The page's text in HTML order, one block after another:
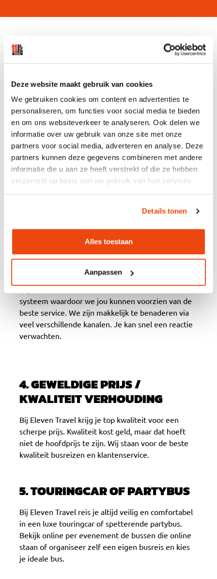
Deze website maakt gebruik van cookies
We gebruiken cookies om content en advertenties te
personaliseren, om functies voor social media te bieden
en om ons websiteverkeer te analyseren. Ook delen we
informatie over uw gebruik van onze site met onze
partners voor social media, adverteren en analyse. Deze
partners kunnen deze gegevens combineren met andere
informatie die u aan ze heeft verstrekt of die ze hebben
verzameld op basis van uw gebruik van hun services.
Details tonen
Alles toestaan
Aanpassen
DE VOORDELEN VAN EEN BUSREIS
BIJ ELEVEN TRAVEL
1. GEMAKKELIJK EN SNEL
Het is bij Eleven Travel niet vereist om eerst een
account aan te maken. Hierdoor kun je gemakkelijk
en snel een busreis boeken of organiseren.
2. PERSOONLIJK CONTACT
Wanneer je bij ons een eigen busreis organiseert
Whatsapp. We staan altijd voor jou klaar.
3. SERVICEGERICHT
Wij hebben een zeer modern klantenservice
systeem waardoor we jou kunnen voorzien van de
beste service. We zijn makkelijk te benaderen via
veel verschillende kanalen. Je kan snel een reactie
verwachten.
4. GEWELDIGE PRIJS /
KWALITEIT VERHOUDING
Bij Eleven Travel krijg je top kwaliteit voor een
scherpe prijs. Kwaliteit kost geld, maar dat hoeft
niet de hoofdprijs te zijn. Wij staan voor de beste
kwaliteit busreizen en klantenservice.
5. TOURINGCAR OF PARTYBUS
Bij Eleven Travel reis je altijd veilig en comfortabel
in een luxe touringcar of spetterende partybus.
Bekijk online per evenement de bussen die online
staan of organiseer zelf een eigen busreis en kies
je ideale bus.